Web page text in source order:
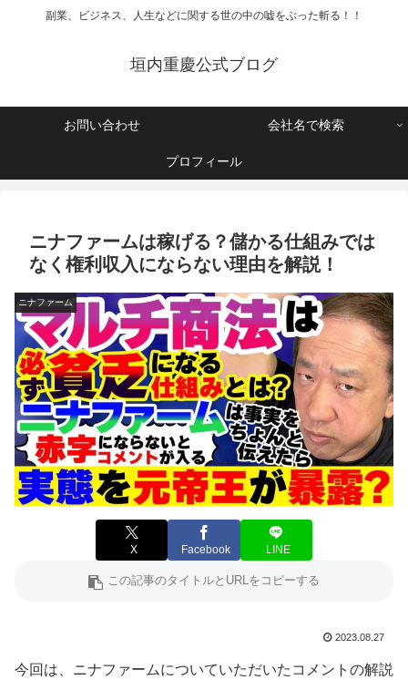
副業、ビジネス、人生などに関する世の中の嘘をぶった斬る！！
垣内重慶公式ブログ
お問い合わせ 会社名で検索
プロフィール
ニナファームは稼げる？儲かる仕組みでは
なく権利収入にならない理由を解説！
ニナファーム
X Facebook LINE
2023.08.27
今回は、ニナファームについていただいたコメントの解説